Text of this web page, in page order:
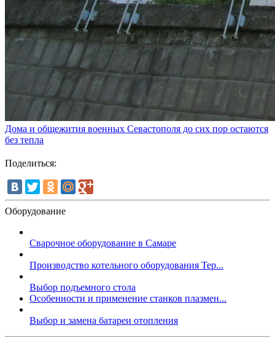
Дома и общежития военных Севастополя до сих пор остаются
без тепла
Поделиться:
Оборудование
Сварочное оборудование в Самаре
Производство котельного оборудования Тер...
Выбор подъемного стола
Особенности и применение станков плазмен...
Выбор и замена батареи отопления